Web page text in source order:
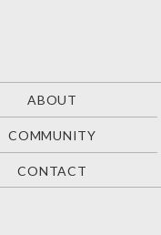
ABOUT
COMMUNITY
CONTACT